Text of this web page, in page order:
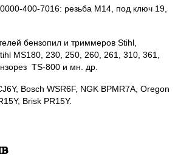
400-7016: резьба М14, под ключ 19,
бензопил и триммеров Stihl,
MS180, 230, 250, 260, 261, 310, 361,
TS-800 и мн. др.
Bosch WSR6F, NGK BPMR7A, Oregon
Brisk PR15Y.